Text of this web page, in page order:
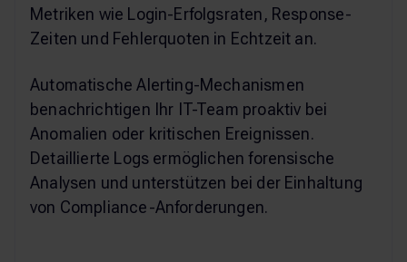
Metriken wie Login-Erfolgsraten, Response-
Zeiten und Fehlerquoten in Echtzeit an.
Automatische Alerting-Mechanismen
benachrichtigen Ihr IT-Team proaktiv bei
Anomalien oder kritischen Ereignissen.
Detaillierte Logs ermöglichen forensische
Analysen und unterstützen bei der Einhaltung
von Compliance-Anforderungen.